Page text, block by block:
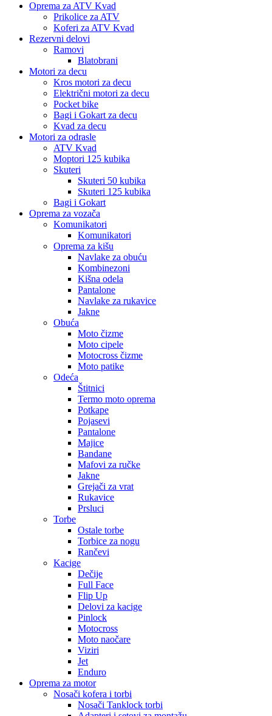
Oprema za ATV Kvad
Prikolice za ATV
Koferi za ATV Kvad
Rezervni delovi
Ramovi
Blatobrani
Motori za decu
Kros motori za decu
Električni motori za decu
Pocket bike
Bagi i Gokart za decu
Kvad za decu
Motori za odrasle
ATV Kvad
Moptori 125 kubika
Skuteri
Skuteri 50 kubika
Skuteri 125 kubika
Bagi i Gokart
Oprema za vozača
Komunikatori
Komunikatori
Oprema za kišu
Navlake za obuću
Kombinezoni
Kišna odela
Pantalone
Navlake za rukavice
Jakne
Obuća
Moto čizme
Moto cipele
Motocross čizme
Moto patike
Odeća
Štitnici
Termo moto oprema
Potkape
Pojasevi
Pantalone
Majice
Bandane
Mafovi za ručke
Jakne
Grejači za vrat
Rukavice
Prsluci
Torbe
Ostale torbe
Torbice za nogu
Rančevi
Kacige
Dečije
Full Face
Flip Up
Delovi za kacige
Pinlock
Motocross
Moto naočare
Viziri
Jet
Enduro
Oprema za motor
Nosači kofera i torbi
Nosači Tanklock torbi